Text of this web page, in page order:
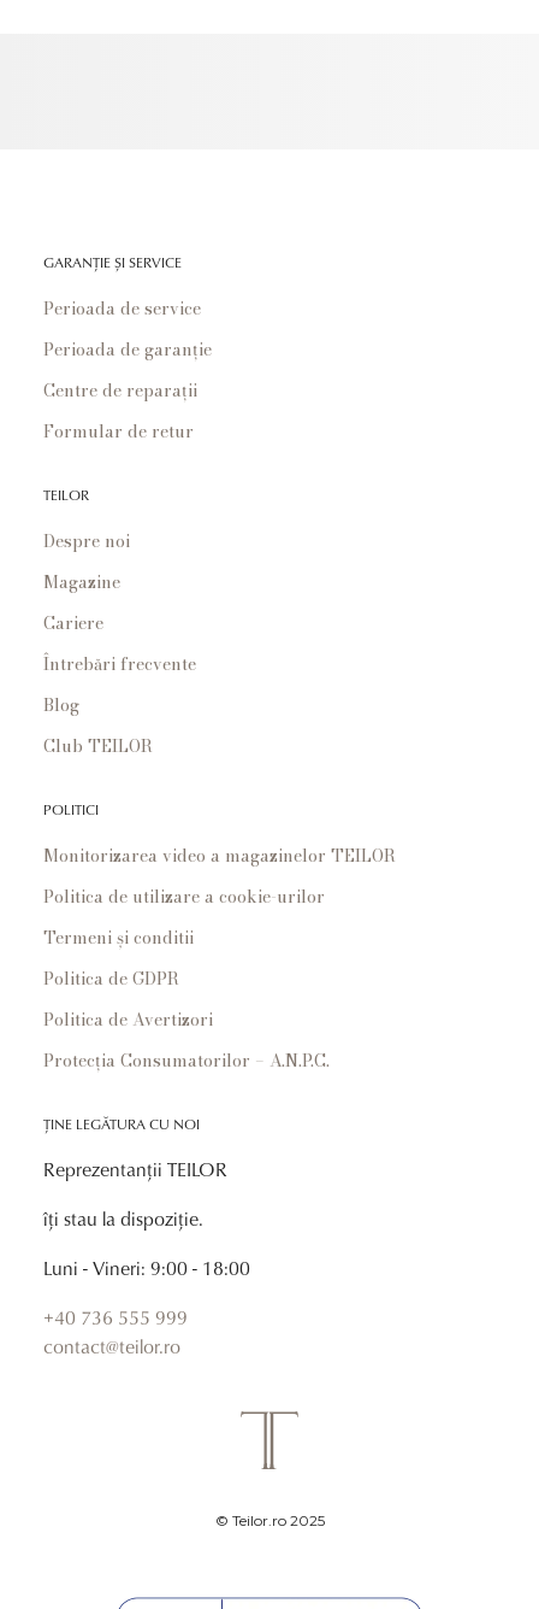
GARANȚIE ȘI SERVICE
Perioada de service
Perioada de garanție
Centre de reparații
Formular de retur
TEILOR
Despre noi
Magazine
Cariere
Întrebări frecvente
Blog
Club TEILOR
POLITICI
Monitorizarea video a magazinelor TEILOR
Politica de utilizare a cookie-urilor
Termeni și conditii
Politica de GDPR
Politica de Avertizori
Protecția Consumatorilor – A.N.P.C.
ȚINE LEGĂTURA CU NOI
Reprezentanții TEILOR
îți stau la dispoziție.
Luni - Vineri: 9:00 - 18:00
+40 736 555 999
contact@teilor.ro
© Teilor.ro 2025